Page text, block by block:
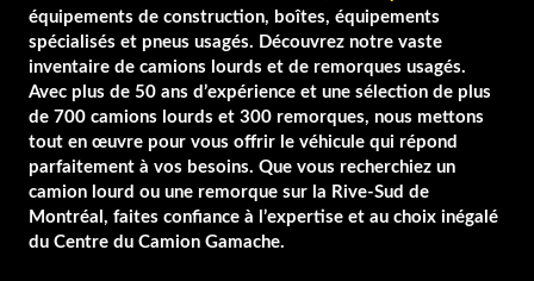
équipements de construction, boîtes, équipements
spécialisés et pneus usagés. Découvrez notre vaste
inventaire de camions lourds et de remorques usagés.
Avec plus de 50 ans d’expérience et une sélection de plus
de 700 camions lourds et 300 remorques, nous mettons
tout en œuvre pour vous offrir le véhicule qui répond
parfaitement à vos besoins. Que vous recherchiez un
camion lourd ou une remorque sur la Rive-Sud de
Montréal, faites confiance à l’expertise et au choix inégalé
du Centre du Camion Gamache.